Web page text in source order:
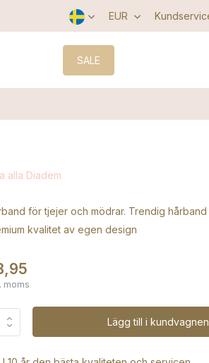
Den bästa servicen
EUR
SALE
alla Diadem
för tjejer och mödrar. Trendig
kvalitet av egen design
moms
Lägg till i kundvagnen